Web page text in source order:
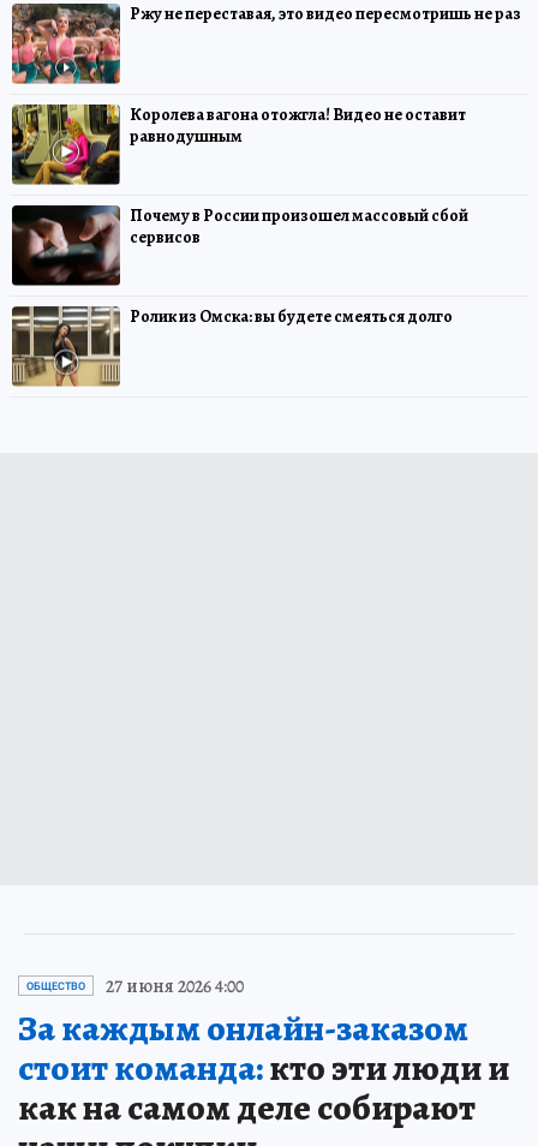
Ржу не переставая, это видео пересмотришь не раз
Королева вагона отожгла! Видео не оставит
равнодушным
Почему в России произошел массовый сбой
сервисов
Ролик из Омска: вы будете смеяться долго
ОБЩЕСТВО 27 июня 2026 4:00
За каждым онлайн-заказом
стоит команда:кто эти люди и
как на самом деле собирают